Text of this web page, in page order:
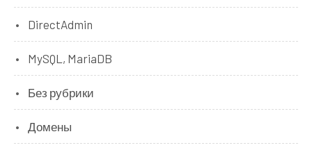
DirectAdmin
MySQL, MariaDB
Без рубрики
Домены